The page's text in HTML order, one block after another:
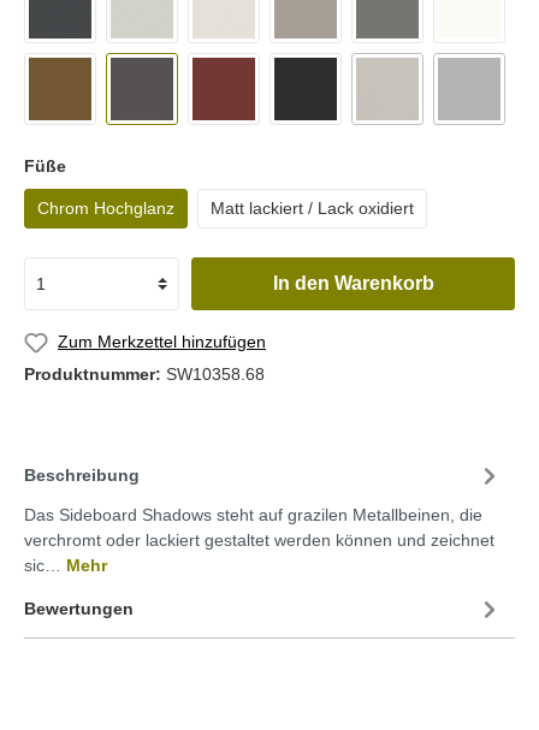
Füße
Chrom Hochglanz Matt lackiert / Lack oxidiert
In den Warenkorb
Zum Merkzettel hinzufügen
Produktnummer: SW10358.68
Beschreibung
Das Sideboard Shadows steht auf grazilen Metallbeinen, die
verchromt oder lackiert gestaltet werden können und zeichnet
sic… Mehr
Bewertungen